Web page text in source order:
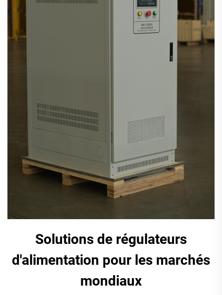
Solutions de régulateurs
d'alimentation pour les marchés
mondiaux